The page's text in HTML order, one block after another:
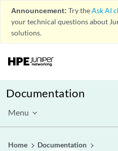
Announcement: Try theAsk AI
your technical questions about
solutions.
Documentation
Menu
Home
Documentation